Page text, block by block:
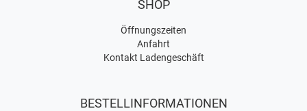
SHOP
Öffnungszeiten
Anfahrt
Kontakt Ladengeschäft
BESTELLINFORMATIONEN